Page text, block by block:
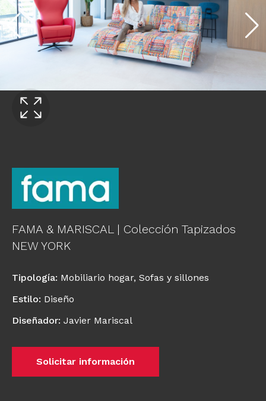
FAMA & MARISCAL | Colección Tapizados
NEW YORK
Tipología: Mobiliario hogar, Sofas y sillones
Estilo: Diseño
Diseñador: Javier Mariscal
Solicitar información